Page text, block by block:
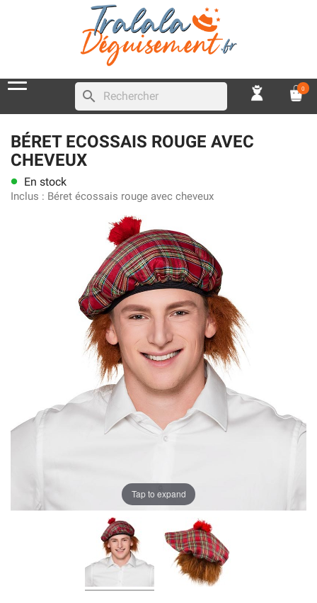
search 0
BÉRET ECOSSAIS ROUGE AVEC
CHEVEUX
lens En stock
Inclus : Béret écossais rouge avec cheveux
Tap to expand